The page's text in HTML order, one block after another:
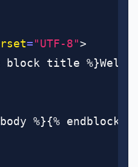
="UTF-8">
block title
body %}{% endblock